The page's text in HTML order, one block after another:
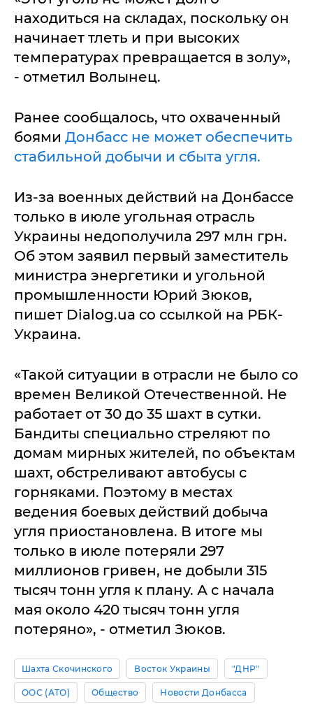
находиться на складах, поскольку он
начинает тлеть и при высоких
температурах превращается в золу»,
- отметил Волынец.
Ранее сообщалось, что охваченный
боями Донбасс не может обеспечить
стабильной добычи и сбыта угля.
Из-за военных действий на Донбассе
только в июле угольная отрасль
Украины недополучила 297 млн грн.
Об этом заявил первый заместитель
министра энергетики и угольной
промышленности Юрий Зюков,
пишет Dialog.ua со ссылкой на РБК-
Украина.
«Такой ситуации в отрасли не было со
времен Великой Отечественной. Не
работает от 30 до 35 шахт в сутки.
Бандиты специально стреляют по
домам мирных жителей, по объектам
шахт, обстреливают автобусы с
горняками. Поэтому в местах
ведения боевых действий добыча
угля приостановлена. В итоге мы
только в июле потеряли 297
миллионов гривен, не добыли 315
тысяч тонн угля к плану. А с начала
мая около 420 тысяч тонн угля
потеряно», - отметил Зюков.
Шахта Скочинского Восток Украины "ДНР"
ООС (АТО) Общество Новости Донбасса